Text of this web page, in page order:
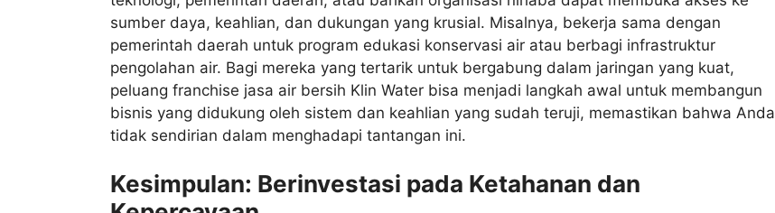
sumber daya, keahlian, dan dukungan yang krusial. Misalnya, bekerja sama dengan
pemerintah daerah untuk program edukasi konservasi air atau berbagi infrastruktur
pengolahan air. Bagi mereka yang tertarik untuk bergabung dalam jaringan yang kuat,
peluang franchise jasa air bersih Klin Water bisa menjadi langkah awal untuk membangun
bisnis yang didukung oleh sistem dan keahlian yang sudah teruji, memastikan bahwa Anda
tidak sendirian dalam menghadapi tantangan ini.
Kesimpulan: Berinvestasi pada Ketahanan dan